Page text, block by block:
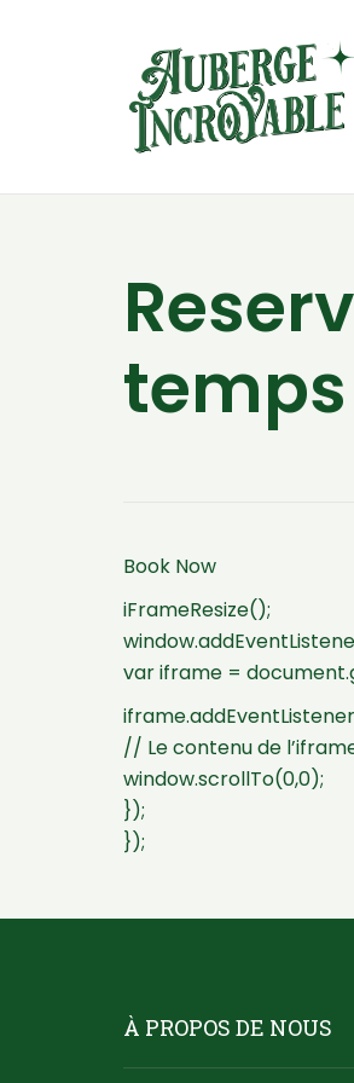
temps
Book Now
iFrameResize();
var iframe =
// Le contenu de
window.scrollTo(0,0);
});
});
À PROPOS DE NOUS